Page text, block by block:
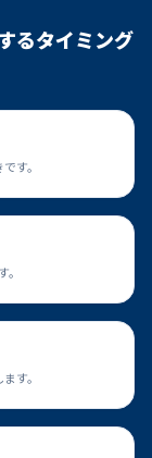
るタイミング
す。
す。